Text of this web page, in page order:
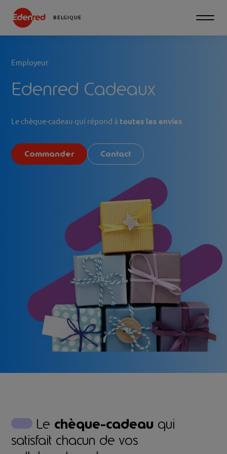
BELGIQUE
Edenred Cadeaux
Employeur
Le chèque-cadeau qui répond à toutes les envies
Commander Contact
Le chèque-cadeau qui
satisfait chacun de vos